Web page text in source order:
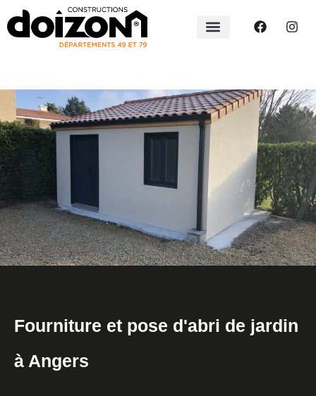
Fourniture et pose d'abri de jardin
à Angers